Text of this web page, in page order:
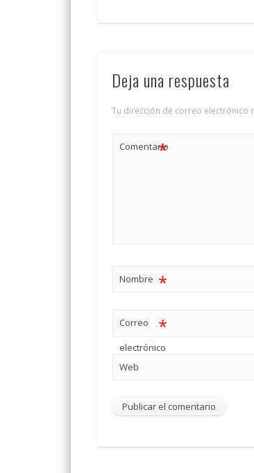
Deja una respuesta
Tu dirección de correo electrónico
Comentario
*
Nombre *
Correo
electrónico
*
Web